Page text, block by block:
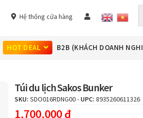
Hệ thống cửa hàng
HOT DEAL B2B (KHÁCH DOANH
Túi du lịch Sakos Bunker
SKU: SDO016RDNG00- UPC: 8935260611326
1,700,000đ